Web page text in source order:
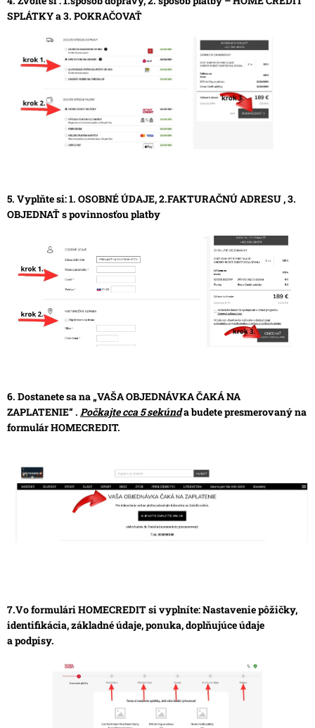
SPLÁTKY a 3. POKRAČOVAŤ
5. Vyplňte si: 1. OSOBNÉ ÚDAJE, 2.FAKTURAČNÚ ADRESU , 3.
OBJEDNAŤ s povinnosťou platby
6. Dostanete sa na „VAŠA OBJEDNÁVKA ČAKÁ NA
ZAPLATENIE“ . Počkajte cca 5 sekúnda budete presmerovaný na
formulár HOMECREDIT.
7.Vo formulári HOMECREDIT si vyplníte: Nastavenie pôžičky,
identifikácia, základné údaje, ponuka, doplňujúce údaje
a podpisy.